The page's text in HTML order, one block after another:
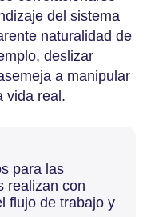
del sistema
naturalidad de
deslizar
a manipular
vida real.
para las
realizan con
flujo de trabajo y